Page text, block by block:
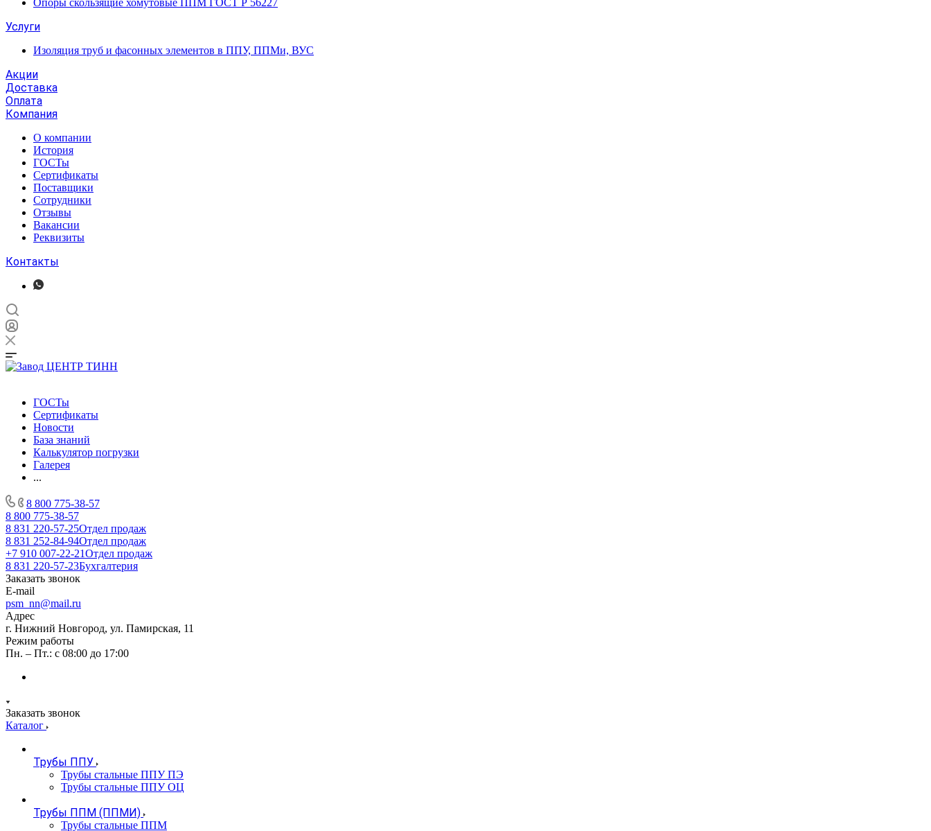
Опоры скользящие хомутовые ППМ ГОСТ Р 56227
Услуги
Изоляция труб и фасонных элементов в ППУ, ППМи, ВУС
Акции
Доставка
Оплата
Компания
О компании
История
ГОСТы
Сертификаты
Поставщики
Сотрудники
Отзывы
Вакансии
Реквизиты
Контакты
ГОСТы
Сертификаты
Новости
База знаний
Калькулятор погрузки
Галерея
...
8 800 775-38-57
8 800 775-38-57
8 831 220-57-25Отдел продаж
8 831 252-84-94Отдел продаж
+7 910 007-22-21Отдел продаж
8 831 220-57-23Бухгалтерия
Заказать звонок
E-mail
psm_nn@mail.ru
Адрес
г. Нижний Новгород, ул. Памирская, 11
Режим работы
Пн. – Пт.: с 08:00 до 17:00
Заказать звонок
Каталог
Трубы ППУ
Трубы стальные ППУ ПЭ
Трубы стальные ППУ ОЦ
Трубы ППМ (ППМИ)
Трубы стальные ППМ